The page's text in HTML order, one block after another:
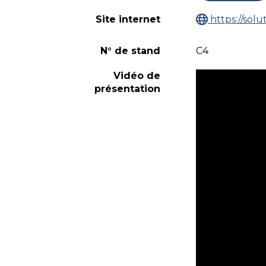
Site internet https://
N° de stand C4
Vidéo de
présentation